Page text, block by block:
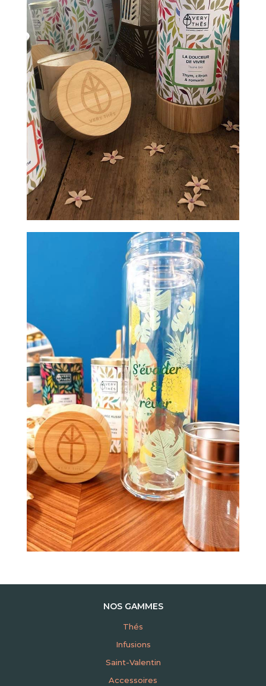
NOS GAMMES
Thés
Infusions
Saint-Valentin
Accessoires